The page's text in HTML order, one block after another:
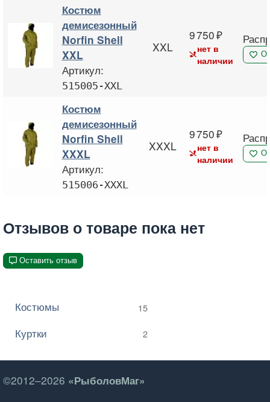
Костюм
демисезонный
Norfin Shell
XXL
Артикул:
515005-XXL
XXL
9 750
нет в
наличии
Костюм
демисезонный
Norfin Shell
XXXL
Артикул:
515006-XXXL
XXXL
9 750
нет в
наличии
Отзывов о товаре пока нет
Оставить отзыв
Костюмы 15
Куртки 2
©2012–2026 «РыболовМаг»